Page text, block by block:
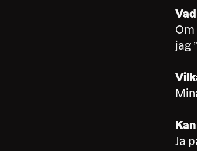
Om
jag
Ja